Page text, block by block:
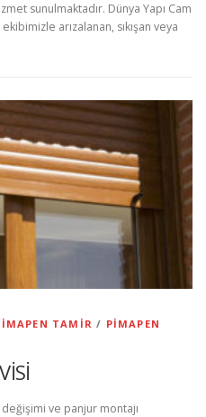
sunulmaktadır. Dünya Yapı Cam
arızalanan, sıkışan veya
TAMIR / PIMAPEN
ve panjur montajı